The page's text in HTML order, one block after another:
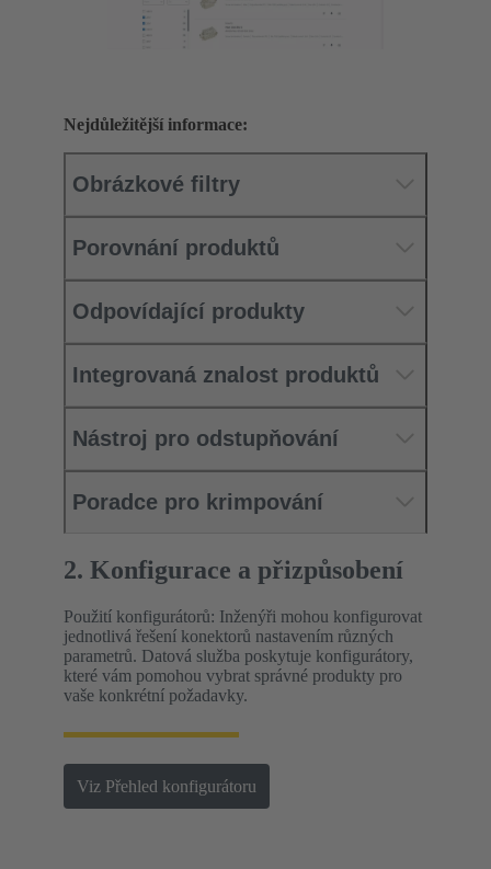
Nejdůležitější informace:
Obrázkové filtry
Porovnání produktů
Odpovídající produkty
Integrovaná znalost produktů
Nástroj pro odstupňování
Poradce pro krimpování
2. Konfigurace a přizpůsobení
Použití konfigurátorů: Inženýři mohou konfigurovat
jednotlivá řešení konektorů nastavením různých
parametrů. Datová služba poskytuje konfigurátory,
které vám pomohou vybrat správné produkty pro
vaše konkrétní požadavky.
Viz Přehled konfigurátoru